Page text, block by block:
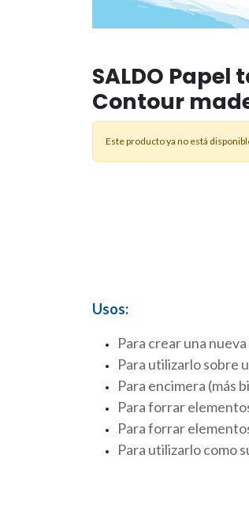
SALDO
Contour
Este producto ya no está
Usos:
Para crear una
Para utilizarlo sobre
Para encimera (más
Para forrar
Para forrar
Para utilizarlo como